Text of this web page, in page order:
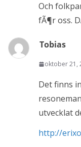
Och
fÃ¶r oss.
Tobias
oktober 21,
Det finns
utvecklat
http://